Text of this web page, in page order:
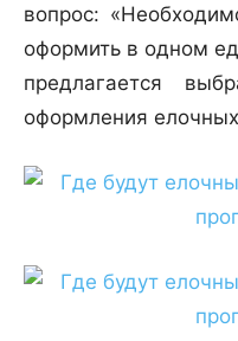
вопрос:
оформить в одном
предлагается
оформления